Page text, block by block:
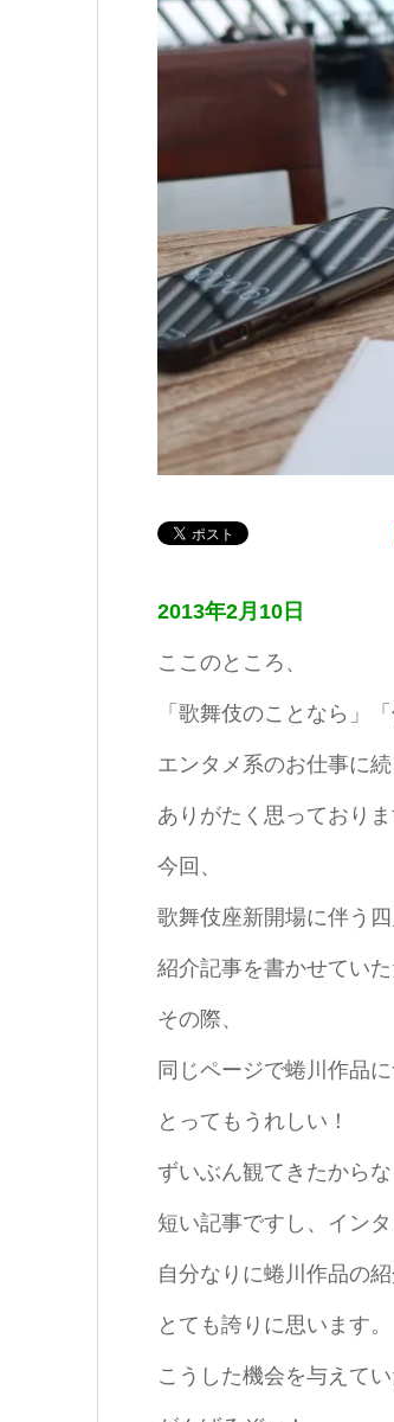
2013年2月10日
ここのところ、
「歌舞伎のことなら」
エンタメ系のお仕事に
ありがたく思っておりま
今回、
歌舞伎座新開場に伴う
紹介記事を書かせてい
その際、
同じページで蜷川作品
とってもうれしい！
ずいぶん観てきたからな
短い記事ですし、イン
自分なりに蜷川作品の
とても誇りに思います。
こうした機会を与えて